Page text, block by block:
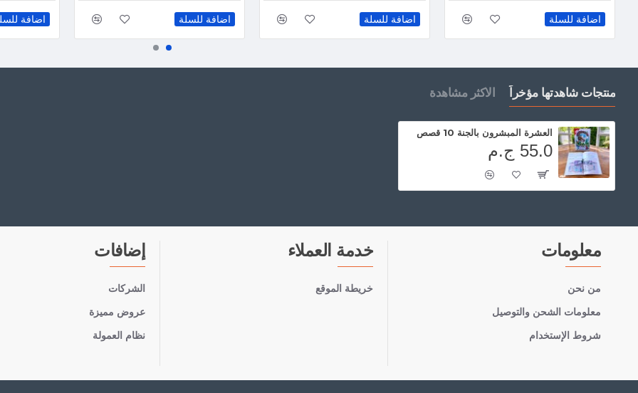
اضافة للسلة اضافة للسلة اضافة للسلة اضافة
منتجات شاهدتها مؤخراً الاكثر مشاهدة
العشرة المبشرون بالجنة 10 قصص
55.0 ج.م
معلومات
من نحن
معلومات الشحن والتوصيل
شروط الإستخدام
خدمة العملاء
خريطة الموقع
إضافات
الشركات
عروض مميزة
نظام العمولة